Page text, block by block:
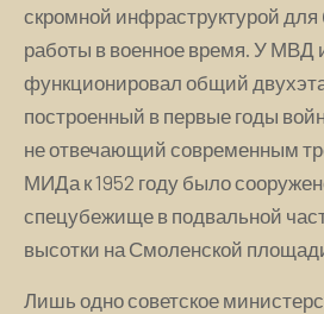
скромной инфраструктурой
работы в военное время. У МВД
функционировал общий
построенный в первые годы
не отвечающий современным
МИДа к 1952 году было
спецубежище в подвальной
высотки на Смоленской
Лишь одно советское